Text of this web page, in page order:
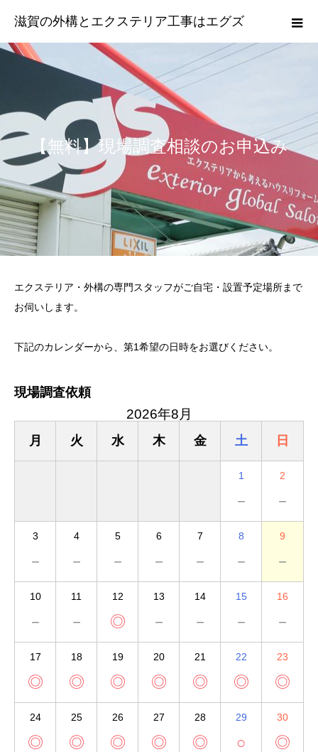
滋賀の外構とエクステリア工事はエグズ
【無料】現場調査相談のお申込み
エクステリア・外構の専門スタッフがご自宅・設置予定場所まで
お伺いします。
下記のカレンダーから、第1希望の日時をお選びください。
現場調査依頼
2026年8月
月 火 水 木 金 土 日
1
－
2
－
3
－
4
－
5
－
6
－
7
－
8
－
9
－
10
－
11
－
12
◎
13
－
14
－
15
－
16
－
17
◎
18
◎
19
◎
20
◎
21
◎
22
◎
23
◎
24
◎
25
◎
26
◎
27
◎
28
◎
29
○
30
◎